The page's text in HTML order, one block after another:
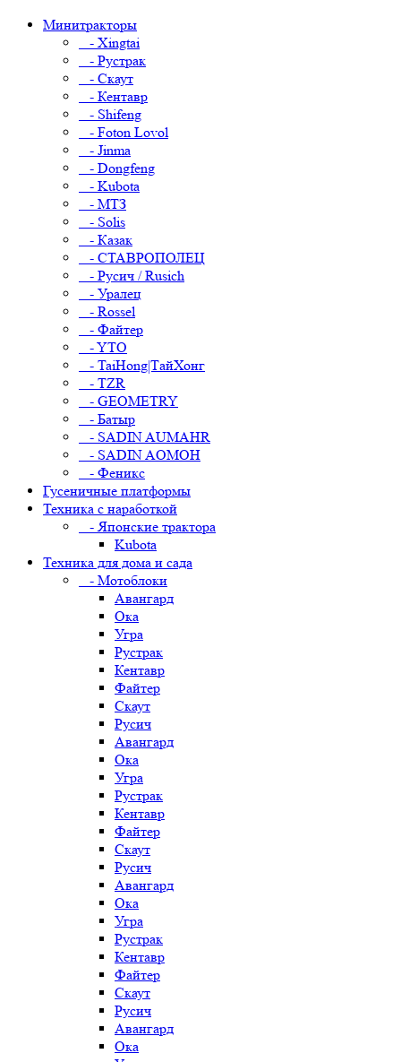
Минитракторы
- Xingtai
- Рустрак
- Скаут
- Кентавр
- Shifeng
- Foton Lovol
- Jinma
- Dongfeng
- Kubota
- МТЗ
- Solis
- Казак
- СТАВРОПОЛЕЦ
- Русич / Rusich
- Уралец
- Rossel
- Файтер
- YTO
- TaiHong|ТайХонг
- TZR
- GEOMETRY
- Батыр
- SADIN AUMAHR
- SADIN AOMOH
- Феникс
Гусеничные платформы
Техника с наработкой
- Японские трактора
Kubota
Техника для дома и сада
- Мотоблоки
Авангард
Ока
Угра
Рустрак
Кентавр
Файтер
Скаут
Русич
Авангард
Ока
Угра
Рустрак
Кентавр
Файтер
Скаут
Русич
Авангард
Ока
Угра
Рустрак
Кентавр
Файтер
Скаут
Русич
Авангард
Ока